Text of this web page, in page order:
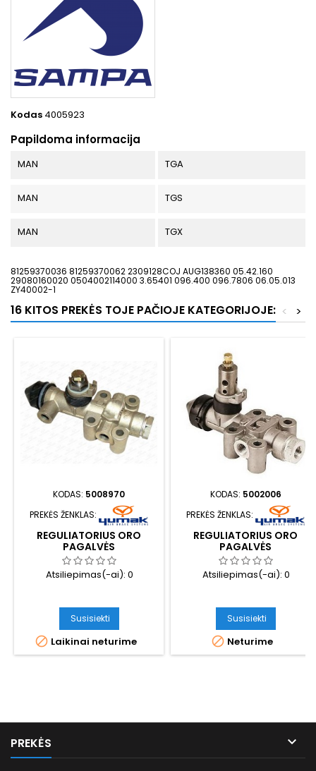
Kodas 4005923
Papildoma informacija
MAN TGA
MAN TGS
MAN TGX
81259370036 81259370062 2309128COJ AUG138360 05.42.160
29080160020 0504002114000 3.65401 096.400 096.7806 06.05.013
ZY40002-1
16 KITOS PREKĖS TOJE PAČIOJE KATEGORIJOJE: >
<
KODAS: 5008970
PREKĖS ŽENKLAS:
REGULIATORIUS ORO
PAGALVĖS
Atsiliepimas(-ai): 0
Susisiekti
 Laikinai neturime
KODAS: 5002006
PREKĖS ŽENKLAS:
REGULIATORIUS ORO
PAGALVĖS
Atsiliepimas(-ai): 0
Susisiekti
 Neturime
PREKĖS 